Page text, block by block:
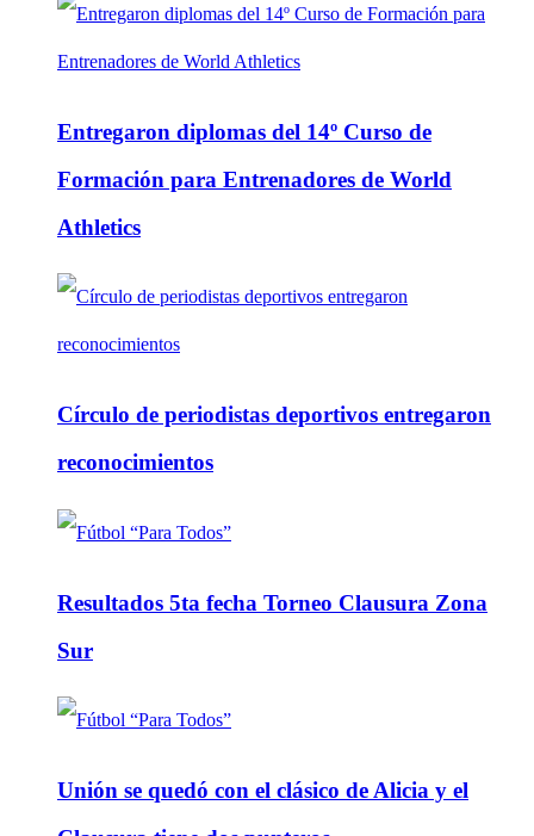
Entregaron diplomas del 14º Curso de
Formación para Entrenadores de World
Athletics
Círculo de periodistas deportivos entregaron
reconocimientos
Resultados 5ta fecha Torneo Clausura Zona
Sur
Unión se quedó con el clásico de Alicia y el